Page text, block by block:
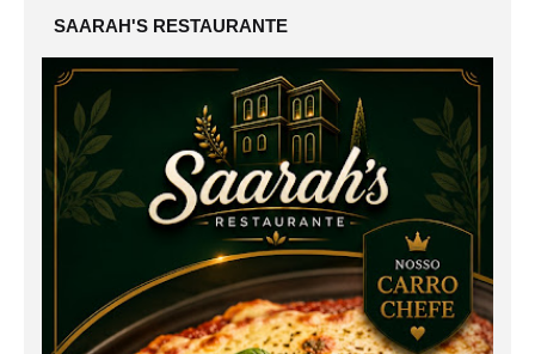
SAARAH'S RESTAURANTE